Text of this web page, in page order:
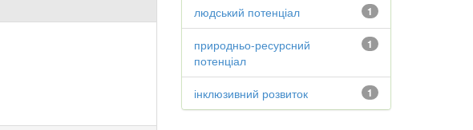
1
людський потенціал
1
природньо-ресурсний
потенціал
1
інклюзивний розвиток